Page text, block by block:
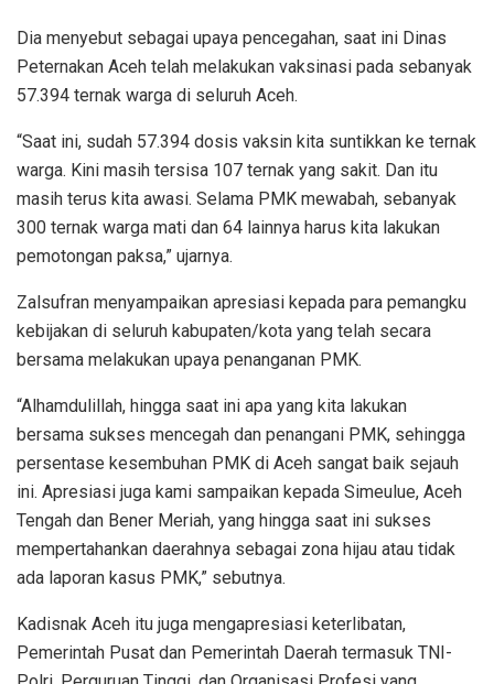
Dia menyebut sebagai upaya pencegahan, saat ini Dinas
Peternakan Aceh telah melakukan vaksinasi pada sebanyak
57.394 ternak warga di seluruh Aceh.
“Saat ini, sudah 57.394 dosis vaksin kita suntikkan ke ternak
warga. Kini masih tersisa 107 ternak yang sakit. Dan itu
masih terus kita awasi. Selama PMK mewabah, sebanyak
300 ternak warga mati dan 64 lainnya harus kita lakukan
pemotongan paksa,” ujarnya.
Zalsufran menyampaikan apresiasi kepada para pemangku
kebijakan di seluruh kabupaten/kota yang telah secara
bersama melakukan upaya penanganan PMK.
“Alhamdulillah, hingga saat ini apa yang kita lakukan
bersama sukses mencegah dan penangani PMK, sehingga
persentase kesembuhan PMK di Aceh sangat baik sejauh
ini. Apresiasi juga kami sampaikan kepada Simeulue, Aceh
Tengah dan Bener Meriah, yang hingga saat ini sukses
mempertahankan daerahnya sebagai zona hijau atau tidak
ada laporan kasus PMK,” sebutnya.
Kadisnak Aceh itu juga mengapresiasi keterlibatan,
Pemerintah Pusat dan Pemerintah Daerah termasuk TNI-